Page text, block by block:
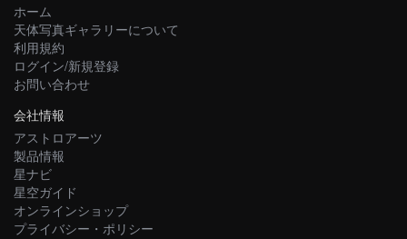
ホーム
天体写真ギャラリーについて
利用規約
ログイン/新規登録
お問い合わせ
会社情報
アストロアーツ
製品情報
星ナビ
星空ガイド
オンラインショップ
プライバシー・ポリシー